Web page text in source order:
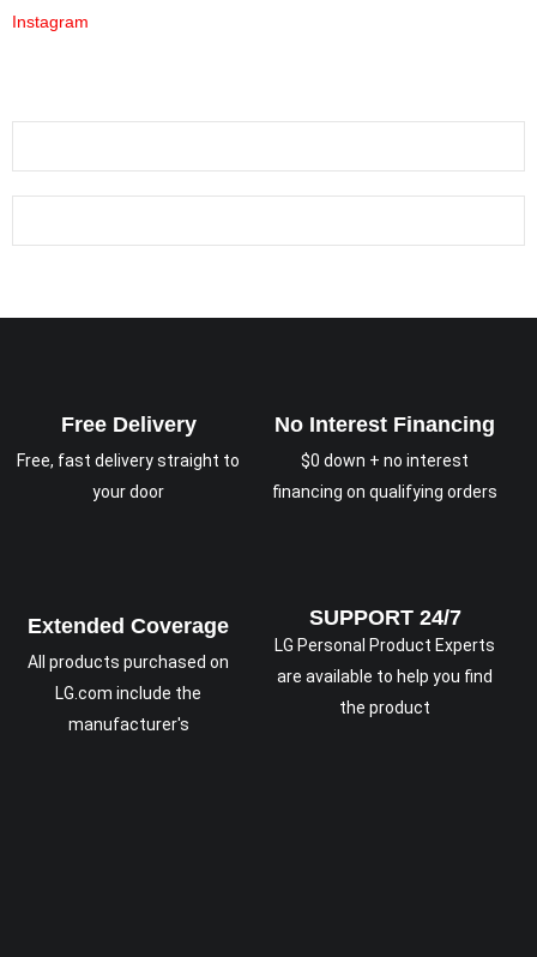
Instagram
Free Delivery
Free, fast delivery straight to
your door
No Interest Financing
$0 down + no interest
financing on qualifying orders
Extended Coverage
All products purchased on
LG.com include the
manufacturer's
SUPPORT 24/7
LG Personal Product Experts
are available to help you find
the product